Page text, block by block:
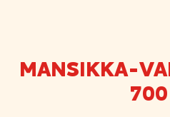
MANSIKKA-